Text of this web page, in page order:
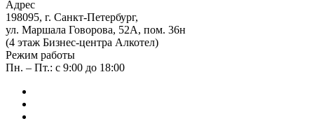
Адрес
198095, г. Санкт-Петербург,
ул. Маршала Говорова, 52А, пом. 36н
(4 этаж Бизнес-центра Алкотел)
Режим работы
Пн. – Пт.: с 9:00 до 18:00